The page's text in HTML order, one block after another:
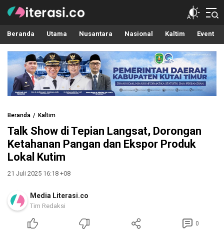
Literasi.co
Pilar Informasi
Beranda Utama Nusantara Nasional Kaltim Event
Beranda Kaltim
Talk Show di Tepian Langsat, Dorongan
Ketahanan Pangan dan Ekspor Produk
Lokal Kutim
21 Juli 2025 16:18 +08
Media Literasi.co
Tim Redaksi
0